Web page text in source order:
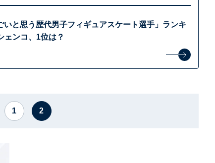
いと思う歴代男子フィギュアスケート選手」ランキ
ェンコ、1位は？
1 2